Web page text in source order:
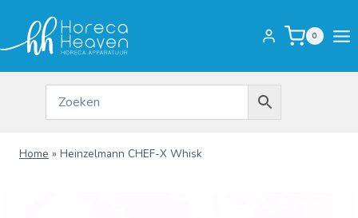
inhoud
0
Home » Heinzelmann CHEF-X Whisk